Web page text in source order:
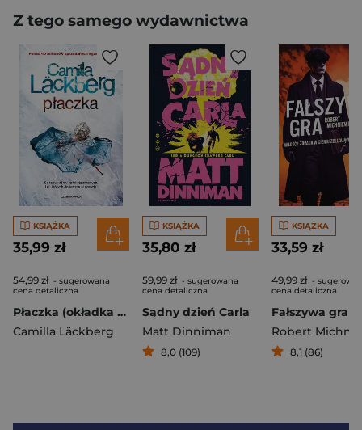
Z tego samego wydawnictwa
KSIĄŻKA
35,99 zł
54,99 zł - sugerowana
cena detaliczna
Płaczka (okładka miękka)
Camilla Läckberg
KSIĄŻKA
35,80 zł
59,99 zł - sugerowana
cena detaliczna
Sądny dzień Carla
Matt Dinniman
8,0 (109)
KSIĄŻKA
33,59 zł
49,99 zł -
cena detaliczna
Fałszywa gra
Robert
8,1 (86)